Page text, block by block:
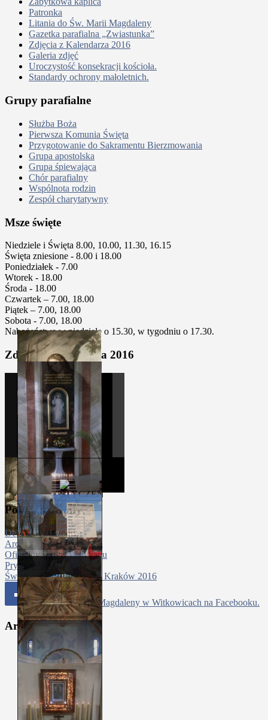
Patronka
Litania do Św. Marii Magdaleny
Gazetka parafialna „Zwiastunka”
Zdjęcia z Kalendarza 2016
Galeria zdjęć
Uroczystość konsekracji kościoła.
Standardy ochrony małoletnich.
Grupy parafialne
Służba Boża
Pierwsza Komunia Święta
Przygotowanie do Sakramentu Bierzmowania
Grupa apostolska
Grupa śpiewająca
Chór parafialny
Wspólnota rodzin
Zespół charytatywny
Msze święte
Niedziele i Święta 8.00, 10.00, 11.30, 16.15
Święta zniesione - 8.00 i 18.00
Poniedziałek - 7.00
Wtorek - 18.00
Środa - 18.00
Czwartek – 7.00, 18.00
Piątek – 7.00, 18.00
Sobota - 7.00, 18.00
Nabożeństwa w niedziele o 15.30, w tygodniu o 17.30.
Zdjęcia z kalendarza 2016
Polecane strony
Dekanat Krowodrza
Archidiecezja Krakowska
Oficjalny serwis Watykanu
Prymas Polski
Światowe Dni Młodzieży Kraków 2016
Parafia Św Marii Magdaleny w Witkowicach na Facebooku.
Archiwa
sierpień 2026
(1)
lipiec 2026(4)
czerwiec 2026(5)
maj 2026(4)
kwiecień 2026
(4)
marzec 2026(5)
luty 2026(4)